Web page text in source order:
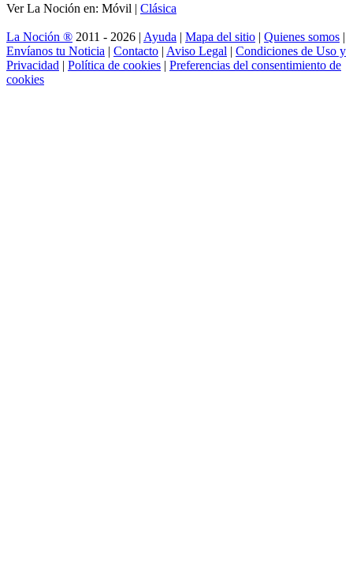
Ver La Noción en: Móvil | Clásica
La Noción ® 2011 - 2026 | Ayuda | Mapa del sitio | Quienes somos |
Envíanos tu Noticia | Contacto | Aviso Legal | Condiciones de Uso y
Privacidad | Política de cookies | Preferencias del consentimiento de
cookies